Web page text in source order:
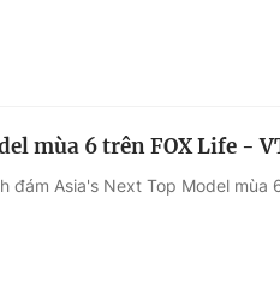
mùa 6 trên FOX Life -
đám Asia's Next Top Model